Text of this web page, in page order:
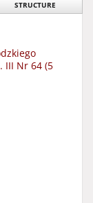
STRUCTURE
III Nr 64 (5